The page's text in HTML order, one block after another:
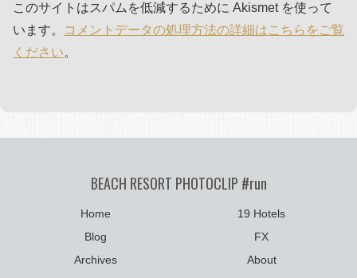
このサイトはスパムを低減するために Akismet を使って
います。
コメントデータの処理方法の詳細はこちらをご覧
ください。
BEACH RESORT PHOTOCLIP #run
Home
19 Hotels
Blog
FX
Archives
About